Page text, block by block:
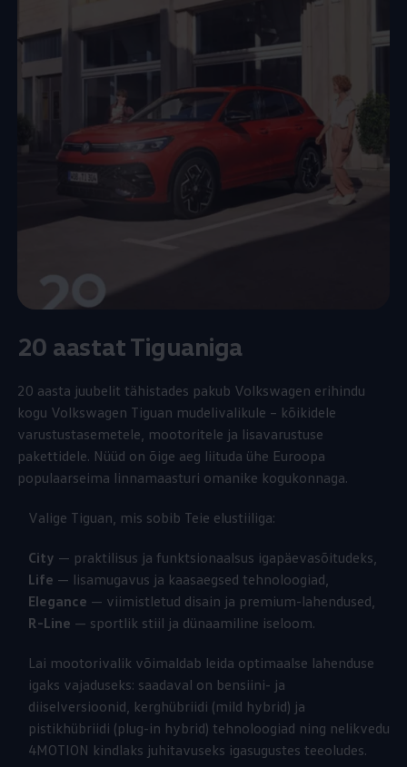
20 aastat Tiguaniga
20 aasta juubelit tähistades pakub Volkswagen erihindu
kogu Volkswagen Tiguan mudelivalikule – kõikidele
varustustasemetele, mootoritele ja lisavarustuse
pakettidele. Nüüd on õige aeg liituda ühe Euroopa
populaarseima linnamaasturi omanike kogukonnaga.
Valige Tiguan, mis sobib Teie elustiiliga:
City — praktilisus ja funktsionaalsus igapäevasõitudeks,
Life — lisamugavus ja kaasaegsed tehnoloogiad,
Elegance — viimistletud disain ja premium-lahendused,
R-Line — sportlik stiil ja dünaamiline iseloom.
Lai mootorivalik võimaldab leida optimaalse lahenduse
igaks vajaduseks: saadaval on bensiini- ja
diiselversioonid, kerghübriidi (mild hybrid) ja
pistikhübriidi (plug-in hybrid) tehnoloogiad ning nelikvedu
4MOTION kindlaks juhitavuseks igasugustes teeoludes.